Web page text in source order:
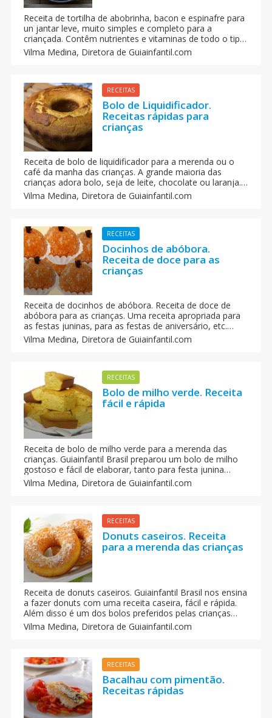
Receita de tortilha de abobrinha, bacon e espinafre para
un jantar leve, muito simples e completo para a
criançada. Contêm nutrientes e vitaminas de todo o tipo
graças à variedade dos seus ingredientes, assim você
pode fazer com que seus filhos comam saudavelmente.
Vilma Medina, Diretora de Guiainfantil.com
RECEITAS
Bolo de Liquidificador.
Receitas rápidas para
crianças
Receita de bolo de liquidificador para a merenda ou o
café da manha das crianças. A grande maioria das
crianças adora bolo, seja de leite, chocolate ou laranja.
O importante é toda mãe ter uma receita fácil quando
os amiguinhos do seu filho chegar para brincar. Esse
é muito saboroso.
Vilma Medina, Diretora de Guiainfantil.com
RECEITAS
Docinhos de abóbora.
Receita de doce para as
crianças
Receita de docinhos de abóbora. Receita de doce de
abóbora para as crianças. Uma receita apropriada para
as festas juninas, para as festas de aniversário, etc.
Além disso, é uma receita muito saudável.
Vilma Medina, Diretora de Guiainfantil.com
RECEITAS
Bolo de milho verde. Receita
fácil e rápida
Receita de bolo de milho verde para a merenda das
crianças. Guiainfantil Brasil preparou um bolo de milho
gostoso e fácil de elaborar, tanto para festa junina
como para qualquer outra festa.
Vilma Medina, Diretora de Guiainfantil.com
RECEITAS
Donuts caseiros. Receita
para a merenda das crianças
Receita de donuts caseiros. Guiainfantil Brasil nos ensina
a fazer donuts com uma receita caseira, fácil e rápida.
Além disso é um dos bolos preferidos pelas crianças
tanto para o café da manha como para a merenda.
Vilma Medina, Diretora de Guiainfantil.com
RECEITAS
Bacalhau com pimentão.
Receitas rápidas